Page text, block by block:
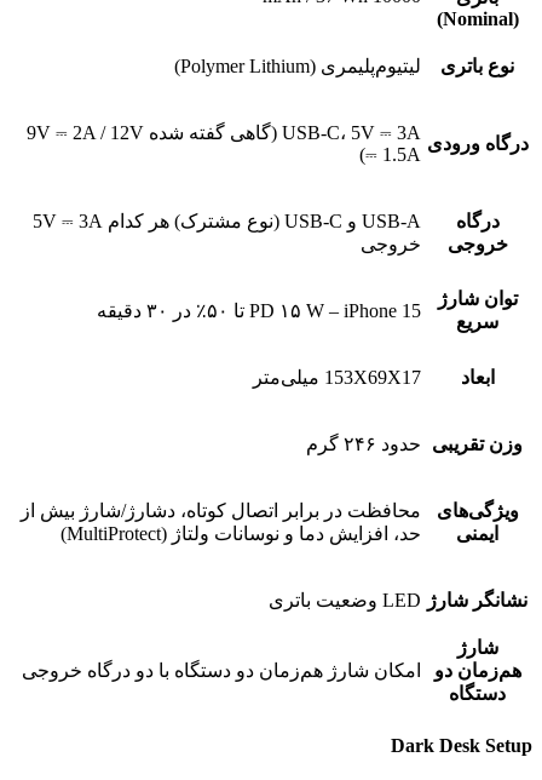
(Nominal)
نوع باتری لیتیوم‌پلیمری (Polymer Lithium)
درگاه ورودی
USB-C، 5V ⎓ 3A (گاهی گفته شده 9V ⎓ 2A / 12V
⎓ 1.5A)
درگاه
خروجی
USB-A و USB-C (نوع مشترک) هر کدام 5V ⎓ 3A
خروجی
توان شارژ
سریع
PD ۱۵ W – iPhone 15 تا ۵۰٪ در ۳۰ دقیقه
ابعاد 153X69X17 میلی‌متر
وزن تقریبی حدود ۲۴۶ گرم
ویژگی‌های
ایمنی
محافظت در برابر اتصال کوتاه، دشارژ/شارژ بیش از
حد، افزایش دما و نوسانات ولتاژ (MultiProtect)
نشانگر شارژ LED وضعیت باتری
شارژ
هم‌زمان دو
دستگاه
امکان شارژ هم‌زمان دو دستگاه با دو درگاه خروجی
Dark Desk Setup